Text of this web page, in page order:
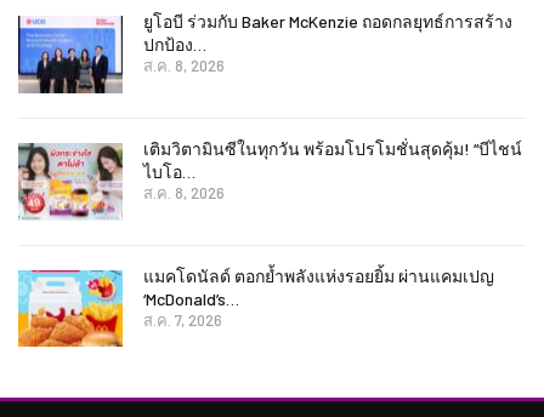
ยูโอบี ร่วมกับ Baker McKenzie ถอดกลยุทธ์การสร้าง
ปกป้อง…
ส.ค. 8, 2026
เติมวิตามินซีในทุกวัน พร้อมโปรโมชั่นสุดคุ้ม! “บีไชน์
ไบโอ…
ส.ค. 8, 2026
แมคโดนัลด์ ตอกย้ำพลังแห่งรอยยิ้ม ผ่านแคมเปญ
‘McDonald’s…
ส.ค. 7, 2026